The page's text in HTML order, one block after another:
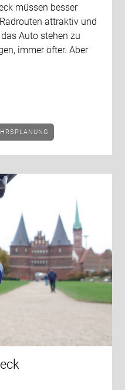
müssen besser
attraktiv und
Auto stehen zu
immer öfter. Aber